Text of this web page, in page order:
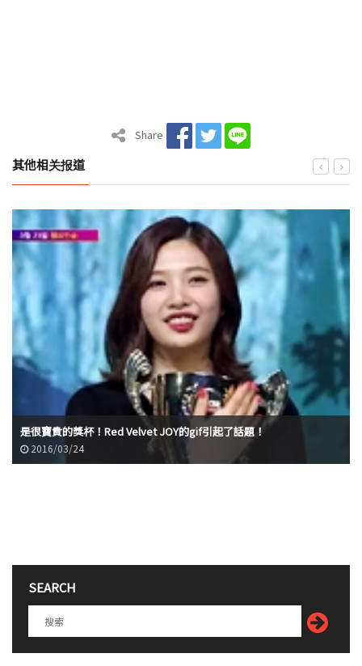
Share
其他相关报道
是很寶貴的獎杯！Red Velvet JOY的gif引起了話題！
2016/03/24
SEARCH